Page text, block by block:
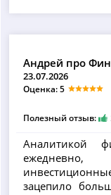
Андрей про
23.07.2026
Оценка: 5
Полезный отзыв:
Аналитикой
зацепило